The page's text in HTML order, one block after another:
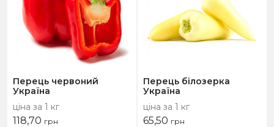
Перець червоний
Україна
ціна за 1 кг
118,70 грн
Перець білозерка
Україна
ціна за 1 кг
65,50 грн